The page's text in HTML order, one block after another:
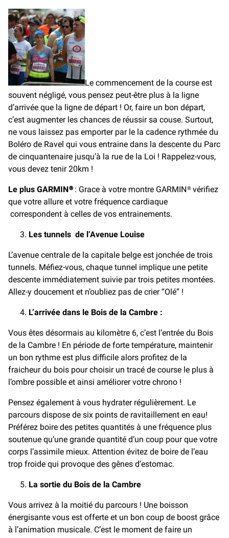
Le commencement de la course est
souvent négligé, vous pensez peut-être plus à la ligne
d’arrivée que la ligne de départ ! Or, faire un bon départ,
c’est augmenter les chances de réussir sa couse. Surtout,
ne vous laissez pas emporter par le la cadence rythmée du
Boléro de Ravel qui vous entraine dans la descente du Parc
de cinquantenaire jusqu’à la rue de la Loi ! Rappelez-vous,
vous devez tenir 20km !
Le plus GARMIN® : Grace à votre montre GARMIN® vérifiez
que votre allure et votre fréquence cardiaque
correspondent à celles de vos entrainements.
Les tunnels de l’Avenue Louise
L’avenue centrale de la capitale belge est jonchée de trois
tunnels. Méfiez-vous, chaque tunnel implique une petite
descente immédiatement suivie par trois petites montées.
Allez-y doucement et n’oubliez pas de crier “Olé” !
L’arrivée dans le Bois de la Cambre :
Vous êtes désormais au kilomètre 6, c’est l’entrée du Bois
de la Cambre ! En période de forte température, maintenir
un bon rythme est plus difficile alors profitez de la
fraicheur du bois pour choisir un tracé de course le plus à
l’ombre possible et ainsi améliorer votre chrono !
Pensez également à vous hydrater régulièrement. Le
parcours dispose de six points de ravitaillement en eau!
Préférez boire des petites quantités à une fréquence plus
soutenue qu’une grande quantité d’un coup pour que votre
corps l’assimile mieux. Attention évitez de boire de l’eau
trop froide qui provoque des gênes d’estomac.
La sortie du Bois de la Cambre
Vous arrivez à la moitié du parcours ! Une boisson
énergisante vous est offerte et un bon coup de boost grâce
à l’animation musicale. C’est le moment de faire un